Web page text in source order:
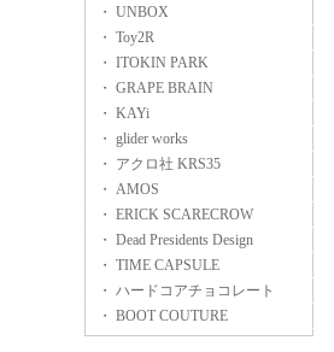
・ UNBOX
・ Toy2R
・ ITOKIN PARK
・ GRAPE BRAIN
・ KAYi
・ glider works
・ アクロ社 KRS35
・ AMOS
・ ERICK SCARECROW
・ Dead Presidents Design
・ TIME CAPSULE
・ ハードコアチョコレート
・ BOOT COUTURE